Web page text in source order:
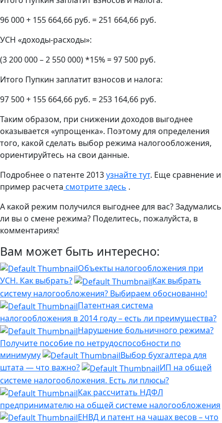
96 000 + 155 664,66 руб. = 251 664,66 руб.
УСН «доходы-расходы»:
(3 200 000 – 2 550 000) *15% = 97 500 руб.
Итого Пупкин заплатит взносов и налога:
97 500 + 155 664,66 руб. = 253 164,66 руб.
Таким образом, при снижении доходов выгоднее
оказывается «упрощенка». Поэтому для определения
того, какой сделать выбор режима налогообложения,
ориентируйтесь на свои данные.
Подробнее о патенте 2013узнайте тут. Еще сравнение и
пример расчета смотрите здесь .
А какой режим получился выгоднее для вас? Задумались
ли вы о смене режима? Поделитесь, пожалуйста, в
комментариях!
Вам может быть интересно:
Объекты налогообложения при
УСН. Как выбрать?
Как выбрать
систему налогообложения? Выбираем обоснованно!
Патентная система
налогообложения в 2014 году – есть ли преимущества?
Нарушение больничного режима?
Получите пособие по нетрудоспособности по
минимуму
Выбор бухгалтера для
штата — что важно?
ИП на общей
системе налогообложения. Есть ли плюсы?
Как рассчитать НДФЛ
предпринимателю на общей системе налогообложения
ЕНВД и патент на чашах весов – что